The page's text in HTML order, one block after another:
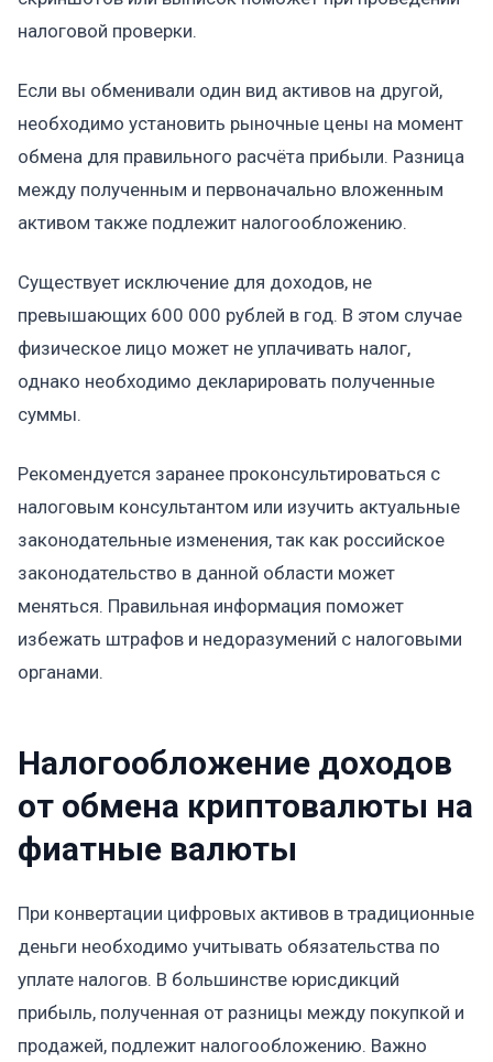
налоговой проверки.
Если вы обменивали один вид активов на другой,
необходимо установить рыночные цены на момент
обмена для правильного расчёта прибыли. Разница
между полученным и первоначально вложенным
активом также подлежит налогообложению.
Существует исключение для доходов, не
превышающих 600 000 рублей в год. В этом случае
физическое лицо может не уплачивать налог,
однако необходимо декларировать полученные
суммы.
Рекомендуется заранее проконсультироваться с
налоговым консультантом или изучить актуальные
законодательные изменения, так как российское
законодательство в данной области может
меняться. Правильная информация поможет
избежать штрафов и недоразумений с налоговыми
органами.
Налогообложение доходов
от обмена криптовалюты на
фиатные валюты
При конвертации цифровых активов в традиционные
деньги необходимо учитывать обязательства по
уплате налогов. В большинстве юрисдикций
прибыль, полученная от разницы между покупкой и
продажей, подлежит налогообложению. Важно